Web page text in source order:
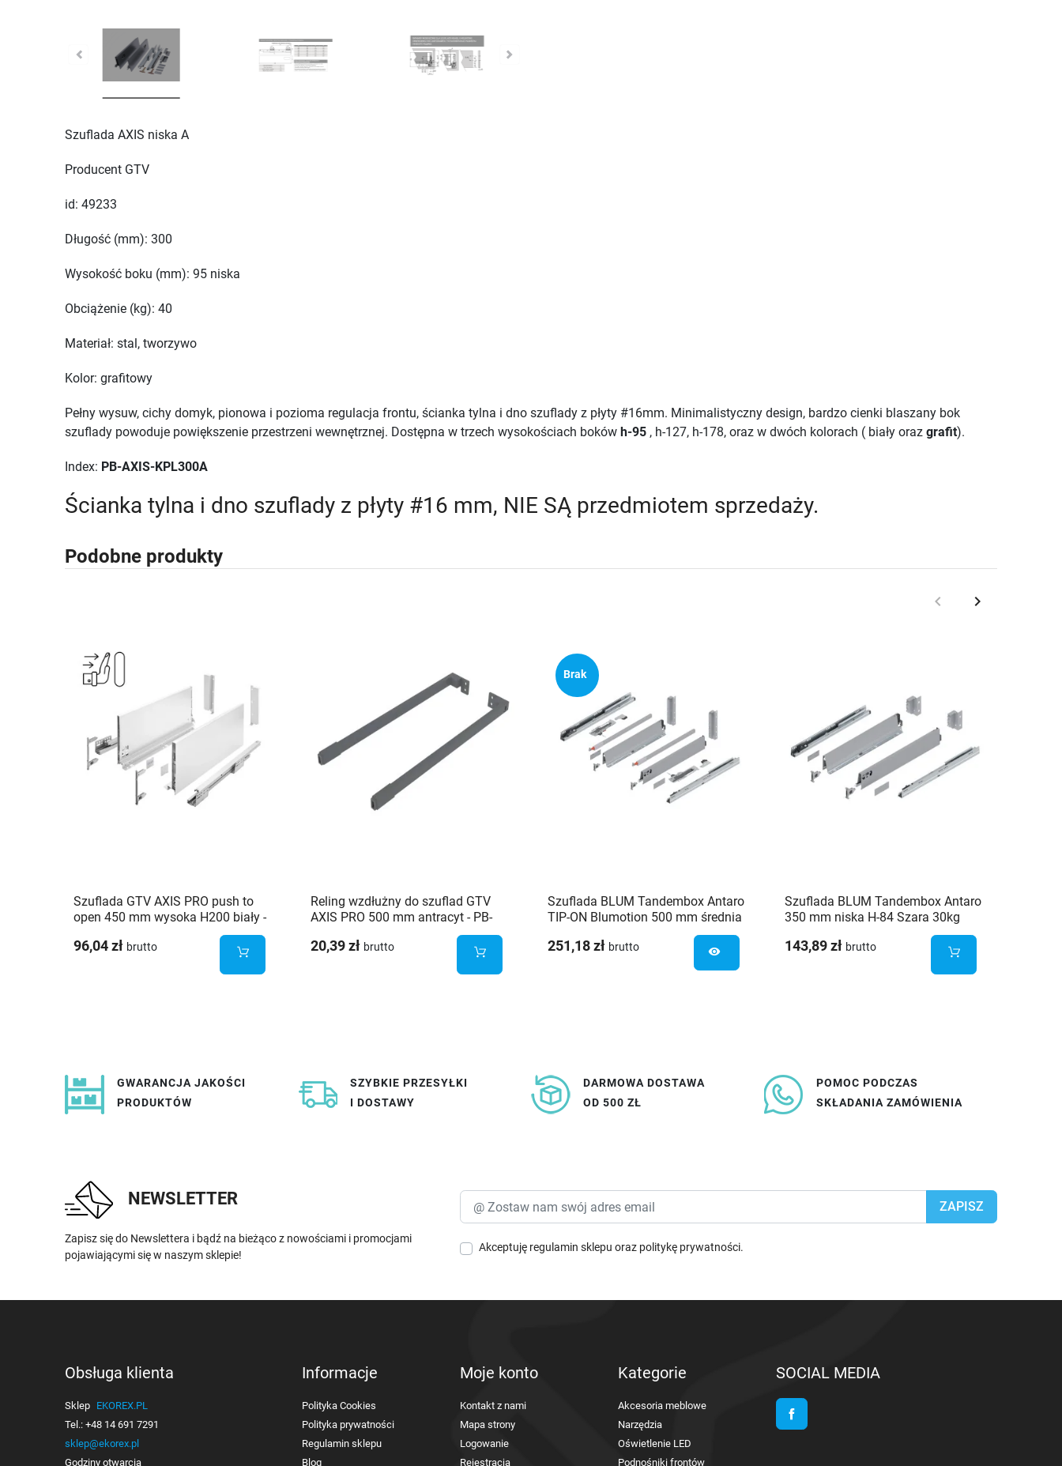
Szuflada AXIS niska A
Producent GTV
id: 49233
Długość (mm): 300
Wysokość boku (mm): 95 niska
Obciążenie (kg): 40
Materiał: stal, tworzywo
Kolor: grafitowy
Pełny wysuw, cichy domyk, pionowa i pozioma regulacja frontu, ścianka tylna i dno szuflady z płyty #16mm. Minimalistyczny design, bardzo cienki blaszany bok
szuflady powoduje powiększenie przestrzeni wewnętrznej. Dostępna w trzech wysokościach boków h-95 , h-127, h-178, oraz w dwóch kolorach ( biały oraz grafit).
Index: PB-AXIS-KPL300A
Ścianka tylna i dno szuflady z płyty #16 mm, NIE SĄ przedmiotem sprzedaży.
Podobne produkty
Poprzedni
keyboard_arrow_left Następny
keyboard_arrow_right
Szuflada GTV AXIS PRO push to
open 450 mm wysoka H200 biały -
PB-AXISPRO-P2O-KPL450D1
96,04 zł brutto
Reling wzdłużny do szuflad GTV
AXIS PRO 500 mm antracyt - PB-
20,39 zł brutto
Brak
Szuflada BLUM Tandembox Antaro
TIP-ON Blumotion 500 mm średnia
251,18 zł brutto visibility
Szuflada BLUM Tandembox Antaro
350 mm niska H-84 Szara 30kg
143,89 zł brutto
GWARANCJA JAKOŚCI
PRODUKTÓW
SZYBKIE PRZESYŁKI
I DOSTAWY
DARMOWA DOSTAWA
OD 500 ZŁ
POMOC PODCZAS
SKŁADANIA ZAMÓWIENIA
NEWSLETTER
Zapisz się do Newslettera i bądź na bieżąco z nowościami i promocjami
pojawiającymi się w naszym sklepie!
Akceptuję regulamin sklepu oraz politykę prywatności.
Obsługa klienta
Sklep EKOREX.PL
Tel.: +48 14 691 7291
sklep@ekorex.pl
Godziny otwarcia
Informacje
Polityka Cookies
Polityka prywatności
Regulamin sklepu
Blog
Moje konto
Kontakt z nami
Mapa strony
Logowanie
Rejestracja
Kategorie
Akcesoria meblowe
Narzędzia
Oświetlenie LED
Podnośniki frontów
SOCIAL MEDIA
Facebook